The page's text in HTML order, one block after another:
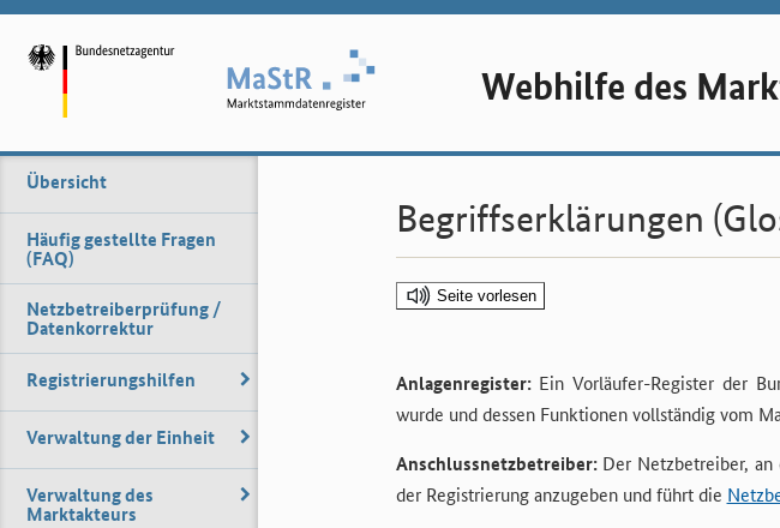
Webhilfe des
Übersicht
Häufig gestellte Fragen
(FAQ)
Netzbetreiberprüfung /
Datenkorrektur
Registrierungshilfen
Verwaltung der Einheit
Verwaltung des
Marktakteurs
Begriffserklärungen
Seite vorlesen
Anlagenregister:Ein Vorläufer-Register der
wurde und dessen Funktionen vollständig vom
Anschlussnetzbetreiber:Der Netzbetreiber, an
der Registrierung anzugeben und führt die